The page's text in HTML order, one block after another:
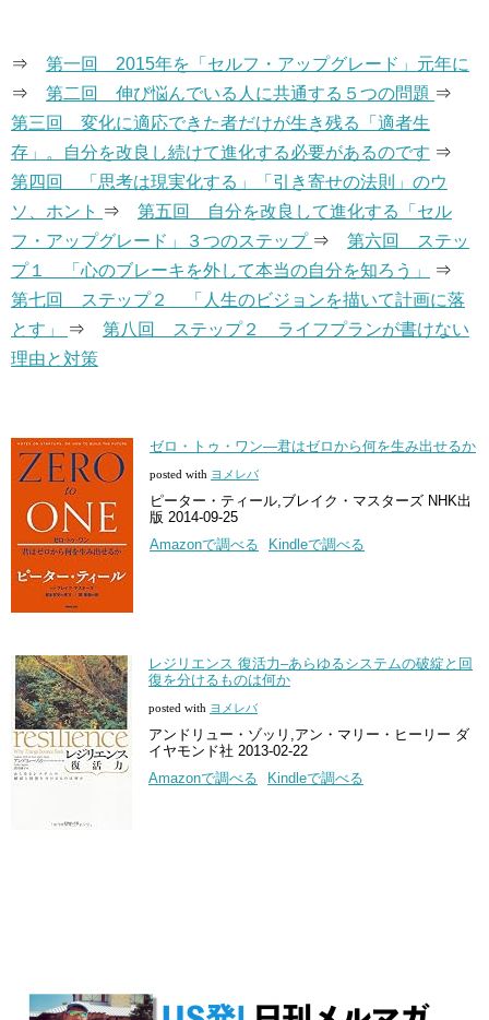
⇒ 第一回 2015年を「セルフ・アップグレード」元年に
⇒ 第二回 伸び悩んでいる人に共通する５つの問題 ⇒
第三回 変化に適応できた者だけが生き残る「適者生
存」。自分を改良し続けて進化する必要があるのです ⇒
第四回 「思考は現実化する」「引き寄せの法則」のウ
ソ、ホント ⇒ 第五回 自分を改良して進化する「セル
フ・アップグレード」３つのステップ ⇒ 第六回 ステッ
プ１ 「心のブレーキを外して本当の自分を知ろう」
⇒
第七回 ステップ２ 「人生のビジョンを描いて計画に落
とす」
⇒ 第八回 ステップ２ ライフプランが書けない
理由と対策
ゼロ・トゥ・ワン―君はゼロから何を生み出せるか
posted with ヨメレバ
ピーター・ティール,ブレイク・マスターズ NHK出
版 2014-09-25
Amazonで調べる
Kindleで調べる
レジリエンス 復活力–あらゆるシステムの破綻と回
復を分けるものは何か
posted with ヨメレバ
アンドリュー・ゾッリ,アン・マリー・ヒーリー ダ
イヤモンド社 2013-02-22
Amazonで調べる
Kindleで調べる